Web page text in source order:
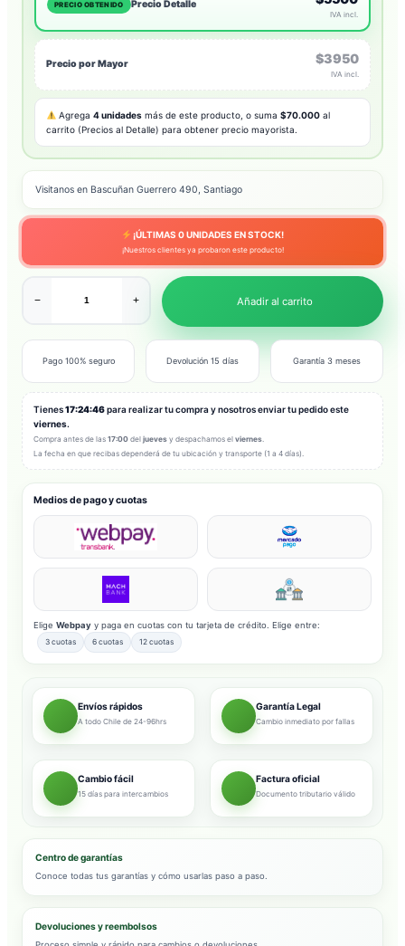
PRECIO OBTENIDO Precio Detalle
IVA incl.
Precio por Mayor $3950
IVA incl.
Agrega4 unidades más de este producto, o suma$70.000 al
carrito (Precios al Detalle) para obtener precio mayorista.
Visitanos en Bascuñan Guerrero 490, Santiago
¡ÚLTIMAS0UNIDADES EN STOCK!
¡Nuestros clientes ya probaron este producto!
− + Añadir al carrito
Pago 100% seguro Devolución 15 días Garantía 3 meses
Tienes17:24:44para realizar tu compra y nosotros enviar tu pedido este
viernes.
Compra antes de las 17:00 del jueves y despachamos el viernes
La fecha en que recibas dependerá de tu ubicación y transporte (1 a 4 días).
Medios de pago y cuotas
Elige Webpay y paga en cuotas con tu tarjeta de crédito. Elige entre:
3 cuotas 6 cuotas 12 cuotas
Envíos rápidos
A todo Chile de 24-96hrs
Garantía Legal
Cambio inmediato por fallas
Cambio fácil
15 días para intercambios
Factura oficial
Documento tributario válido
Centro de garantías
Conoce todas tus garantías y cómo usarlas paso a paso.
Devoluciones y reembolsos